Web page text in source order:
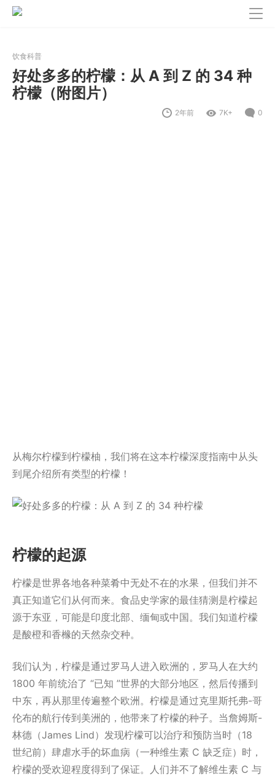
饮食科普
好处多多的柠檬：从 A 到 Z 的 34 种
柠檬（附图片）
2年前 7K+ 0
从梅尔柠檬到柠檬柚，我们将在这本柠檬深度指南中从头
到尾介绍所有类型的柠檬！
柠檬的起源
柠檬是世界各地各种菜肴中无处不在的水果，但我们并不
真正知道它们从何而来。食品史学家的最佳猜测是柠檬起
源于东亚，可能是印度北部、缅甸或中国。我们知道柠檬
是酸橙和香橼的天然杂交种。
我们认为，柠檬是通过罗马人进入欧洲的，罗马人在大约
1800 年前统治了 “已知 ”世界的大部分地区，然后传播到
中东，再从那里传遍整个欧洲。柠檬是通过克里斯托弗-哥
伦布的航行传到美洲的，他带来了柠檬的种子。当詹姆斯-
林德（James Lind）发现柠檬可以治疗和预防当时（18
世纪前）肆虐水手的坏血病（一种维生素 C 缺乏症）时，
柠檬的受欢迎程度得到了保证。人们并不了解维生素 C 与